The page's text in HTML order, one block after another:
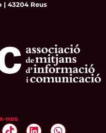
| 43204 Reus
nos